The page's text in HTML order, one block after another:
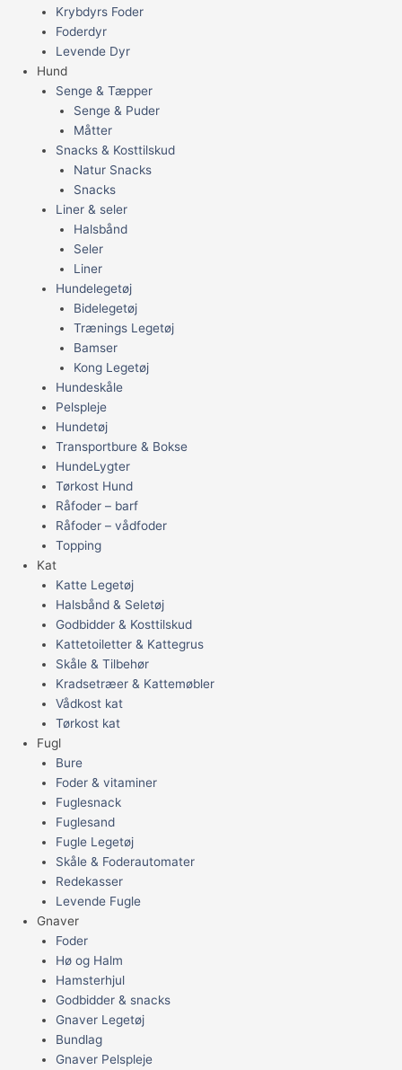
Krybdyrs Foder
Foderdyr
Levende Dyr
Hund
Senge & Tæpper
Senge & Puder
Måtter
Snacks & Kosttilskud
Natur Snacks
Snacks
Liner & seler
Halsbånd
Seler
Liner
Hundelegetøj
Bidelegetøj
Trænings Legetøj
Bamser
Kong Legetøj
Hundeskåle
Pelspleje
Hundetøj
Transportbure & Bokse
HundeLygter
Tørkost Hund
Råfoder – barf
Råfoder – vådfoder
Topping
Kat
Katte Legetøj
Halsbånd & Seletøj
Godbidder & Kosttilskud
Kattetoiletter & Kattegrus
Skåle & Tilbehør
Kradsetræer & Kattemøbler
Vådkost kat
Tørkost kat
Fugl
Bure
Foder & vitaminer
Fuglesnack
Fuglesand
Fugle Legetøj
Skåle & Foderautomater
Redekasser
Levende Fugle
Gnaver
Foder
Hø og Halm
Hamsterhjul
Godbidder & snacks
Gnaver Legetøj
Bundlag
Gnaver Pelspleje